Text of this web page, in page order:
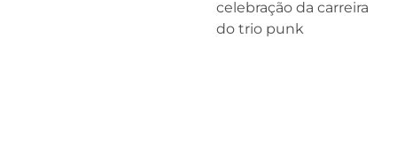
celebração da carreira
do trio punk